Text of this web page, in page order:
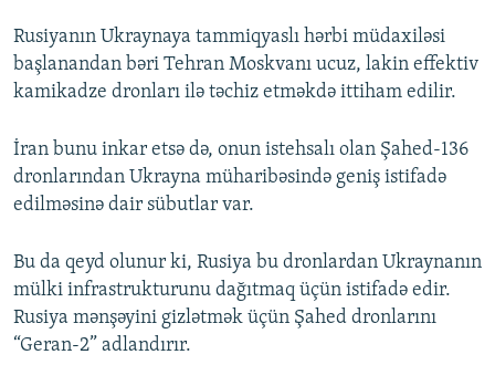
Rusiyanın Ukraynaya tammiqyaslı hərbi müdaxiləsi
başlanandan bəri Tehran Moskvanı ucuz, lakin effektiv
kamikadze dronları ilə təchiz etməkdə ittiham edilir.
İran bunu inkar etsə də, onun istehsalı olan Şahed-136
dronlarından Ukrayna müharibəsində geniş istifadə
edilməsinə dair sübutlar var.
Bu da qeyd olunur ki, Rusiya bu dronlardan Ukraynanın
mülki infrastrukturunu dağıtmaq üçün istifadə edir.
Rusiya mənşəyini gizlətmək üçün Şahed dronlarını
“Geran-2” adlandırır.